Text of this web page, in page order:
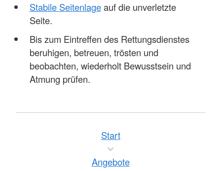
Stabile Seitenlageauf die unverletzte
Seite.
Bis zum Eintreffen des Rettungsdienstes
beruhigen, betreuen, trösten und
beobachten, wiederholt Bewusstsein und
Atmung prüfen.
Start
Angebote